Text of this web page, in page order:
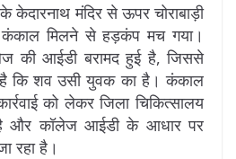
केदारनाथ मंदिर से ऊपर चोराबाड़ी
मिलने से हड़कंप मच गया।
की आईडी बरामद हुई है, जिससे
है कि शव उसी युवक का है। कंकाल
को लेकर जिला चिकित्सालय
है और कॉलेज आईडी के आधार पर
रहा है।